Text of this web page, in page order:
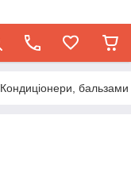
Кондиціонери,